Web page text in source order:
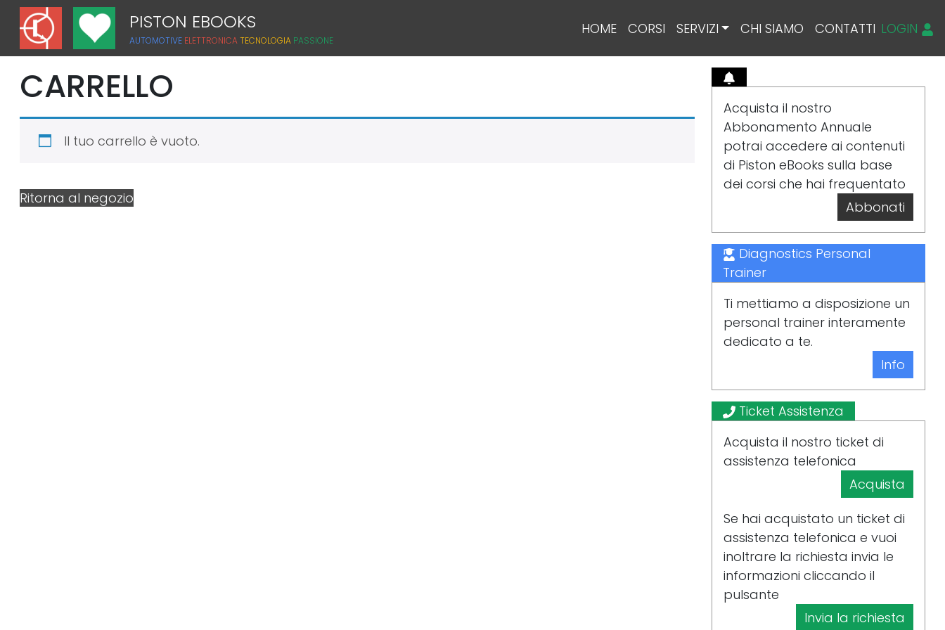
PISTON EBOOKS
AUTOMOTIVE ELETTRONICATECNOLOGIA PASSIONE
HOME CORSI SERVIZI CHI SIAMO CONTATTI LOGIN
CARRELLO
Il tuo carrello è vuoto.
Ritorna al negozio
Acquista il nostro
Abbonamento Annuale
potrai accedere ai contenuti
di Piston eBooks sulla base
dei corsi che hai frequentato
Abbonati
Diagnostics Personal
Trainer
Ti mettiamo a disposizione un
personal trainer interamente
dedicato a te.
Info
Ticket Assistenza
Acquista il nostro ticket di
assistenza telefonica
Acquista
Se hai acquistato un ticket di
assistenza telefonica e vuoi
inoltrare la richiesta invia le
informazioni cliccando il
pulsante
Invia la richiesta